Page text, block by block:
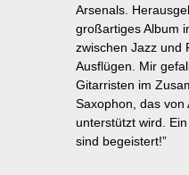
Arsenals.
großartiges Album
zwischen Jazz und
Ausflügen. Mir
Gitarristen im
Saxophon, das von
unterstützt wird.
sind begeistert!”